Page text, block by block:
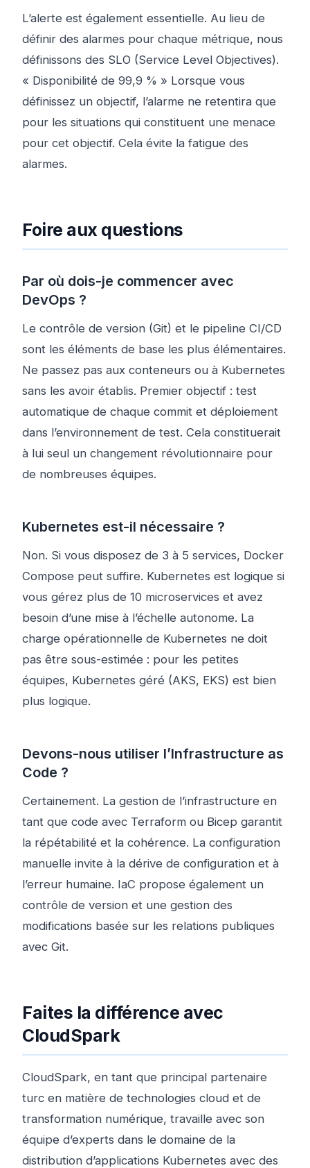
L’alerte est également essentielle. Au lieu de
définir des alarmes pour chaque métrique, nous
définissons des SLO (Service Level Objectives).
« Disponibilité de 99,9 % » Lorsque vous
définissez un objectif, l’alarme ne retentira que
pour les situations qui constituent une menace
pour cet objectif. Cela évite la fatigue des
alarmes.
Foire aux questions
Par où dois-je commencer avec
DevOps ?
Le contrôle de version (Git) et le pipeline CI/CD
sont les éléments de base les plus élémentaires.
Ne passez pas aux conteneurs ou à Kubernetes
sans les avoir établis. Premier objectif : test
automatique de chaque commit et déploiement
dans l’environnement de test. Cela constituerait
à lui seul un changement révolutionnaire pour
de nombreuses équipes.
Kubernetes est-il nécessaire ?
Non. Si vous disposez de 3 à 5 services, Docker
Compose peut suffire. Kubernetes est logique si
vous gérez plus de 10 microservices et avez
besoin d’une mise à l’échelle autonome. La
charge opérationnelle de Kubernetes ne doit
pas être sous-estimée : pour les petites
équipes, Kubernetes géré (AKS, EKS) est bien
plus logique.
Devons-nous utiliser l’Infrastructure as
Code ?
Certainement. La gestion de l’infrastructure en
tant que code avec Terraform ou Bicep garantit
la répétabilité et la cohérence. La configuration
manuelle invite à la dérive de configuration et à
l’erreur humaine. IaC propose également un
contrôle de version et une gestion des
modifications basée sur les relations publiques
avec Git.
Faites la différence avec
CloudSpark
CloudSpark, en tant que principal partenaire
turc en matière de technologies cloud et de
transformation numérique, travaille avec son
équipe d’experts dans le domaine de la
distribution d’applications Kubernetes avec des